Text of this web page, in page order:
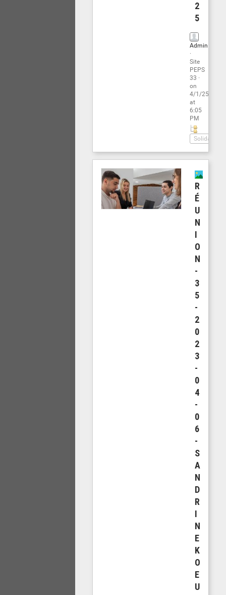
2
5
Admin
·
Site
PEPS
33 ·
on
4/1/25
at
6:05
PM
Solidarité.s
R
É
U
N
I
O
N
-
3
5
-
2
0
2
3
-
0
4
-
0
6
-
S
A
N
D
R
I
N
E
K
O
E
U